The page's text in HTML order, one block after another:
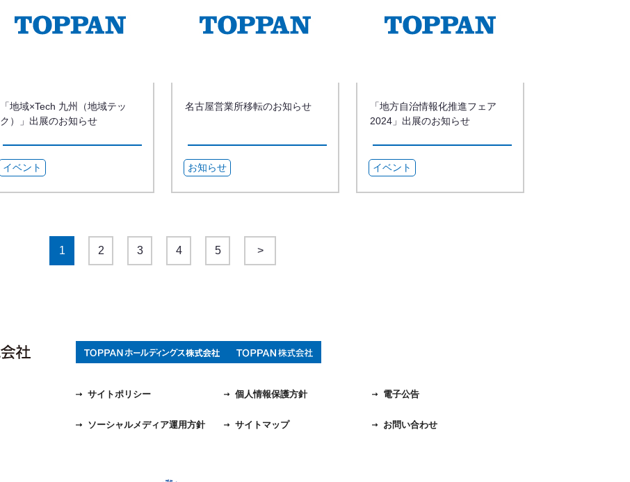
「地域×Tech 九州（地域テッ
ク）」出展のお知らせ
イベント
名古屋営業所移転のお知らせ
お知らせ
「地方自治情報化推進フェア
2024」出展のお知らせ
イベント
1 2 3 4 5 >
サイトポリシー 個人情報保護方針 電子公告
ソーシャルメディア運用方針 サイトマップ お問い合わせ